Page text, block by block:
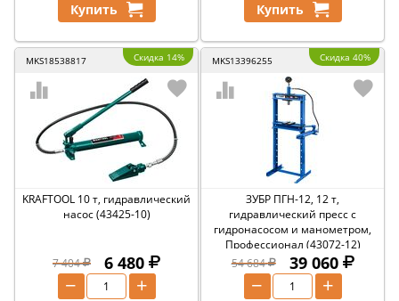
Купить Купить
MKS18538817 Скидка 14%
KRAFTOOL 10 т, гидравлический
насос (43425-10)
7 404 6 480
+
−
MKS13396255 Скидка 40%
ЗУБР ПГН-12, 12 т,
гидравлический пресс с
гидронасосом и манометром,
Профессионал (43072-12)
54 684
39 060
+
−